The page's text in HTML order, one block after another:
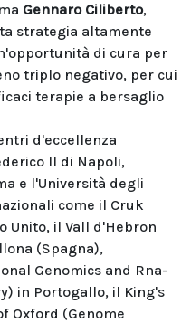
Gennaro Ciliberto,
strategia altamente
di cura per
triplo negativo, per cui
terapie a bersaglio
d'eccellenza
II di Napoli,
e l'Università degli
come il Cruk
Unito, il Vall d'Hebron
(Spagna),
Genomics and Rna-
in Portogallo, il King's
Oxford (Genome